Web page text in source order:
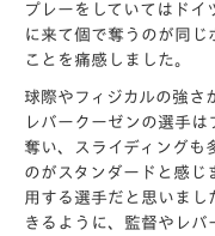
プレーをしていてはドイ
に来て個で奪うのが同じ
ことを痛感しました。
球際やフィジカルの強さ
レバークーゼンの選手
奪い、スライディングも
のがスタンダードと感じ
用する選手だと思いま
きるように、監督やレバ